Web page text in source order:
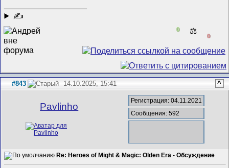
✍
0 ⚖️
0
#843 14.10.2025, 15:41 ^
Pavlinho
Регистрация: 04.11.2021
Сообщения: 592
Re: Heroes of Might & Magic: Olden Era - Обсуждение